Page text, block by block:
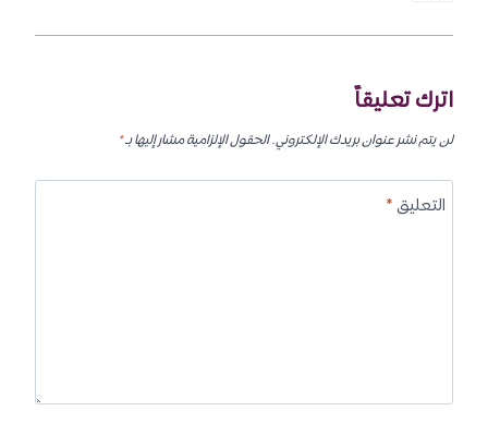
اترك تعليقاً
لن يتم نشر عنوان بريدك الإلكتروني.الحقول الإلزامية مشار إليها بـ*
التعليق*